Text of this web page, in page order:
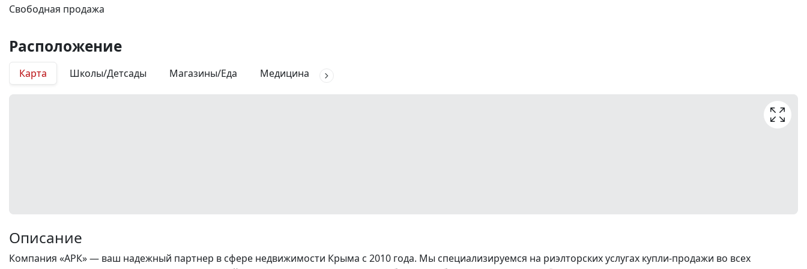
Свободная продажа
Расположение
Карта Школы/Детсады Магазины/Еда Медицина
Описание
Компания «АРК» — ваш надежный партнер в сфере недвижимости Крыма с 2010 года. Мы специализируемся на риэлторских услугах купли-продажи во всех